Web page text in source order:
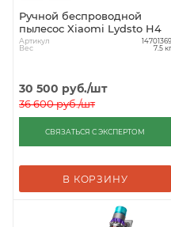
Ручной беспроводной
пылесос Xiaomi Lydsto H4
Артикул 14701369
Вес 7.5 кг
30 500 руб./шт
36 600руб./шт
СВЯЗАТЬСЯ С ЭКСПЕРТОМ
В КОРЗИНУ